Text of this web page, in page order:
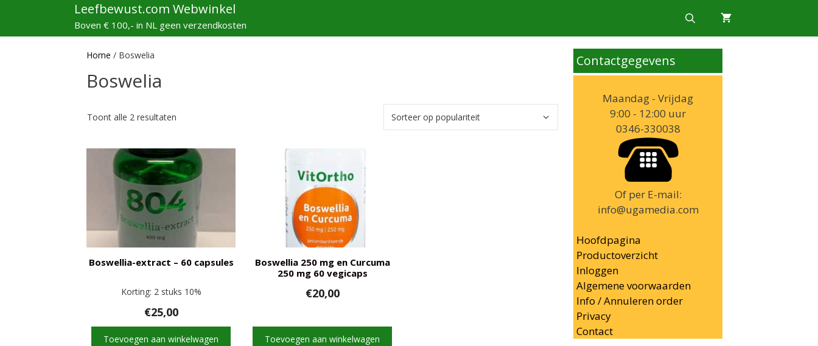
Leefbewust.com Webwinkel
Boven € 100,- in NL geen verzendkosten
Home / Boswelia
Boswelia
Toont alle 2 resultaten
Boswellia-extract – 60 capsules
Korting: 2 stuks 10%
€25,00
Toevoegen aan winkelwagen
Boswellia 250 mg en Curcuma
250 mg 60 vegicaps
€20,00
Toevoegen aan winkelwagen
Contactgegevens
Maandag - Vrijdag
9:00 - 12:00 uur
0346-330038
Of per E-mail:
info@ugamedia.com
Hoofdpagina
Productoverzicht
Inloggen
Algemene voorwaarden
Info / Annuleren order
Privacy
Contact